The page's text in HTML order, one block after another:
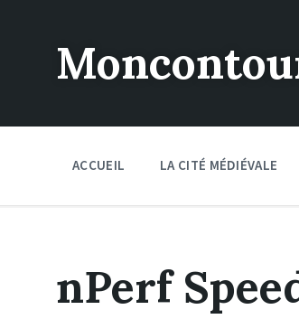
ACCUEIL LA CITÉ MÉDIÉVALE
nPerf